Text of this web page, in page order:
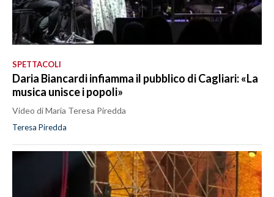
SPETTACOLI
Daria Biancardi infiamma il pubblico di Cagliari: «La
musica unisce i popoli»
Video di Maria Teresa Piredda
Teresa Piredda